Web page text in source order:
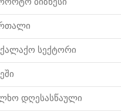
სექტორი
დღესასწაული